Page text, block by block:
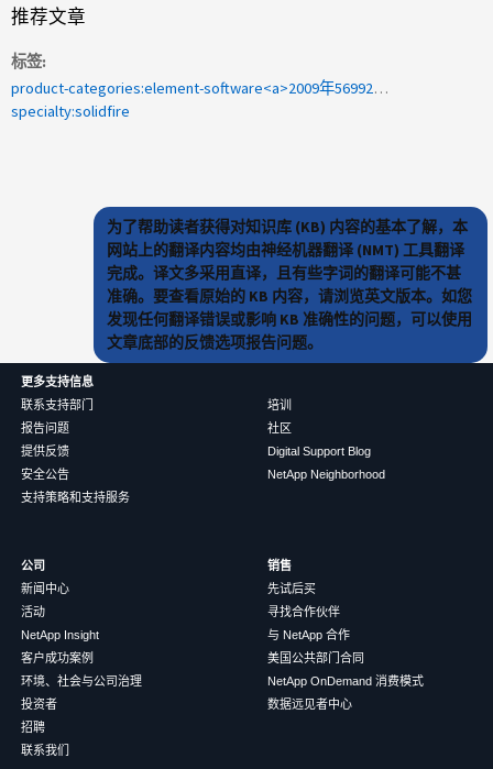
推荐文章
标签
product-categories:element-software<a>2009年569923</a>
specialty:solidfire
为了帮助读者获得对知识库 (KB) 内容的基本了解，本
网站上的翻译内容均由神经机器翻译 (NMT) 工具翻译
完成。译文多采用直译，且有些字词的翻译可能不甚
准确。要查看原始的 KB 内容，请浏览英文版本。如您
发现任何翻译错误或影响 KB 准确性的问题，可以使用
文章底部的反馈选项报告问题。
更多支持信息
联系支持部门
报告问题
提供反馈
安全公告
支持策略和支持服务
培训
社区
Digital Support Blog
NetApp Neighborhood
公司
新闻中心
活动
NetApp Insight
客户成功案例
环境、社会与公司治理
投资者
招聘
联系我们
销售
先试后买
寻找合作伙伴
与 NetApp 合作
美国公共部门合同
NetApp OnDemand 消费模式
数据远见者中心